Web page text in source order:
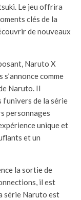
Le jeu offrira
clés de la
de nouveaux
Naruto X
comme
Naruto. Il
de la série
personnages
unique et
et un
la sortie de
il est
série Naruto est